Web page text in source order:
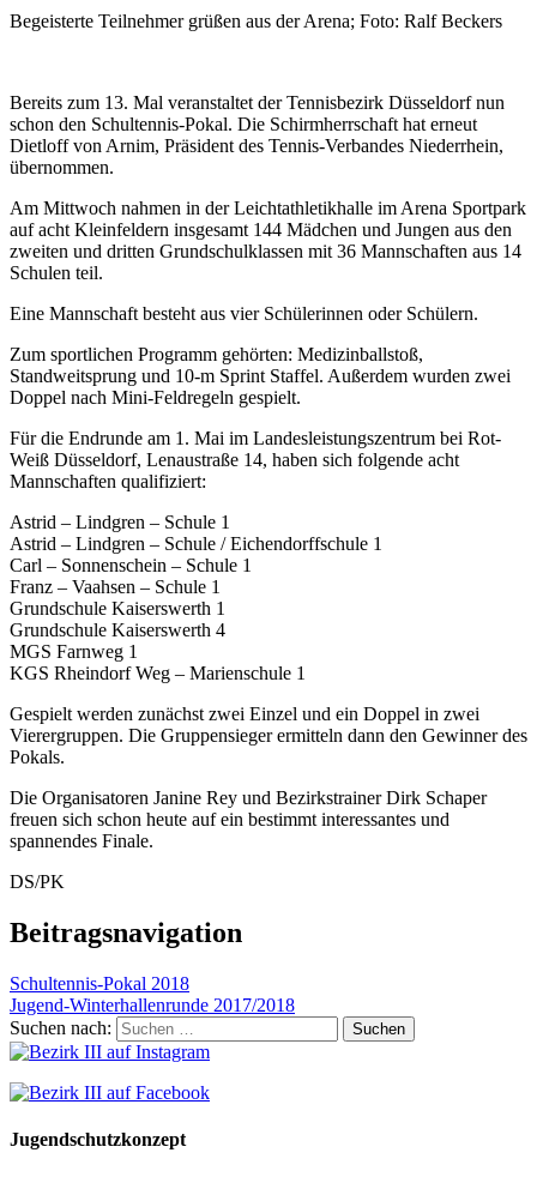
Begeisterte Teilnehmer grüßen aus der Arena; Foto: Ralf Beckers
Bereits zum 13. Mal veranstaltet der Tennisbezirk Düsseldorf nun
schon den Schultennis-Pokal. Die Schirmherrschaft hat erneut
Dietloff von Arnim, Präsident des Tennis-Verbandes Niederrhein,
übernommen.
Am Mittwoch nahmen in der Leichtathletikhalle im Arena Sportpark
auf acht Kleinfeldern insgesamt 144 Mädchen und Jungen aus den
zweiten und dritten Grundschulklassen mit 36 Mannschaften aus 14
Schulen teil.
Eine Mannschaft besteht aus vier Schülerinnen oder Schülern.
Zum sportlichen Programm gehörten: Medizinballstoß,
Standweitsprung und 10-m Sprint Staffel. Außerdem wurden zwei
Doppel nach Mini-Feldregeln gespielt.
Für die Endrunde am 1. Mai im Landesleistungszentrum bei Rot-
Weiß Düsseldorf, Lenaustraße 14, haben sich folgende acht
Mannschaften qualifiziert:
Astrid – Lindgren – Schule 1
Astrid – Lindgren – Schule / Eichendorffschule 1
Carl – Sonnenschein – Schule 1
Franz – Vaahsen – Schule 1
Grundschule Kaiserswerth 1
Grundschule Kaiserswerth 4
MGS Farnweg 1
KGS Rheindorf Weg – Marienschule 1
Gespielt werden zunächst zwei Einzel und ein Doppel in zwei
Vierergruppen. Die Gruppensieger ermitteln dann den Gewinner des
Pokals.
Die Organisatoren Janine Rey und Bezirkstrainer Dirk Schaper
freuen sich schon heute auf ein bestimmt interessantes und
spannendes Finale.
DS/PK
Beitragsnavigation
Schultennis-Pokal 2018
Jugend-Winterhallenrunde 2017/2018
Suchen nach:
Jugendschutzkonzept